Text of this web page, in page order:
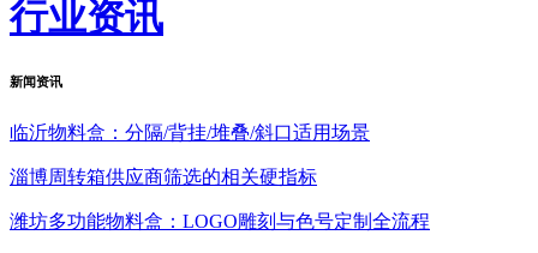
行业资讯
新闻资讯
临沂物料盒：分隔/背挂/堆叠/斜口适用场景
淄博周转箱供应商筛选的相关硬指标
潍坊多功能物料盒：LOGO雕刻与色号定制全流程